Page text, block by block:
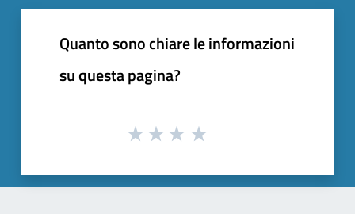
Quanto sono chiare le informazioni
su questa pagina?